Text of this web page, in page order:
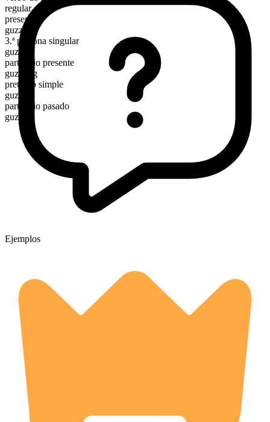
regular
presente
guzzle
3.ª persona singular
guzzles
participio presente
guzzling
pretérito simple
guzzled
participio pasado
guzzled
Ejemplos